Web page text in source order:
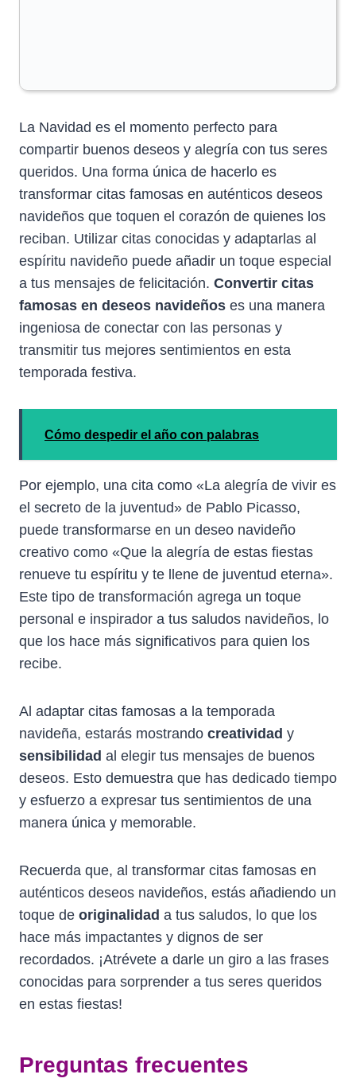
La Navidad es el momento perfecto para
compartir buenos deseos y alegría con tus seres
queridos. Una forma única de hacerlo es
transformar citas famosas en auténticos deseos
navideños que toquen el corazón de quienes los
reciban. Utilizar citas conocidas y adaptarlas al
espíritu navideño puede añadir un toque especial
a tus mensajes de felicitación. Convertir citas
famosas en deseos navideños es una manera
ingeniosa de conectar con las personas y
transmitir tus mejores sentimientos en esta
temporada festiva.
Cómo despedir el año con palabras
Por ejemplo, una cita como «La alegría de vivir es
el secreto de la juventud» de Pablo Picasso,
puede transformarse en un deseo navideño
creativo como «Que la alegría de estas fiestas
renueve tu espíritu y te llene de juventud eterna».
Este tipo de transformación agrega un toque
personal e inspirador a tus saludos navideños, lo
que los hace más significativos para quien los
recibe.
Al adaptar citas famosas a la temporada
navideña, estarás mostrando creatividad y
sensibilidad al elegir tus mensajes de buenos
deseos. Esto demuestra que has dedicado tiempo
y esfuerzo a expresar tus sentimientos de una
manera única y memorable.
Recuerda que, al transformar citas famosas en
auténticos deseos navideños, estás añadiendo un
toque de originalidad a tus saludos, lo que los
hace más impactantes y dignos de ser
recordados. ¡Atrévete a darle un giro a las frases
conocidas para sorprender a tus seres queridos
en estas fiestas!
Preguntas frecuentes